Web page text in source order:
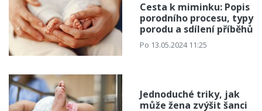
Cesta k miminku: Popis
porodního procesu, typy
porodu a sdílení příběhů
Po 13.05.2024 11:25
Jednoduché triky, jak
může žena zvýšit šanci